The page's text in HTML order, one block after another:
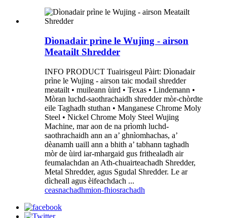
Dìonadair prìne le Wujing - airson
Meatailt Shredder
INFO PRODUCT Tuairisgeul Pàirt: Dìonadair
prìne le Wujing - airson taic modail shredder
meatailt • muileann ùird • Texas • Lindemann •
Mòran luchd-saothrachaidh shredder mòr-chòrdte
eile Taghadh stuthan • Manganese Chrome Moly
Steel • Nickel Chrome Moly Steel Wujing
Machine, mar aon de na prìomh luchd-
saothrachaidh ann an a’ ghnìomhachas, a’
dèanamh uaill ann a bhith a’ tabhann taghadh
mòr de ùird iar-mhargaid gus frithealadh air
feumalachdan an Ath-chuairteachadh Shredder,
Metal Shredder, agus Sgudal Shredder. Le ar
dìcheall agus èifeachdach ...
ceasnachadhmion-fhiosrachadh